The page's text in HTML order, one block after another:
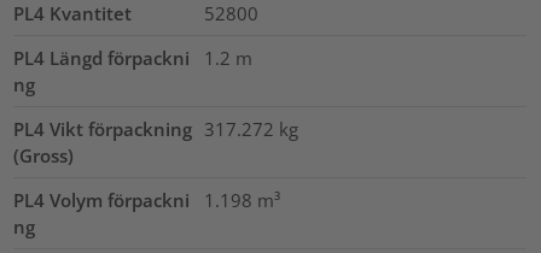
PL4 Kvantitet
52800
PL4 Längd förpackni
ng
1.2 m
PL4 Vikt förpackning
(Gross)
317.272 kg
PL4 Volym förpackni
ng
1.198 m³